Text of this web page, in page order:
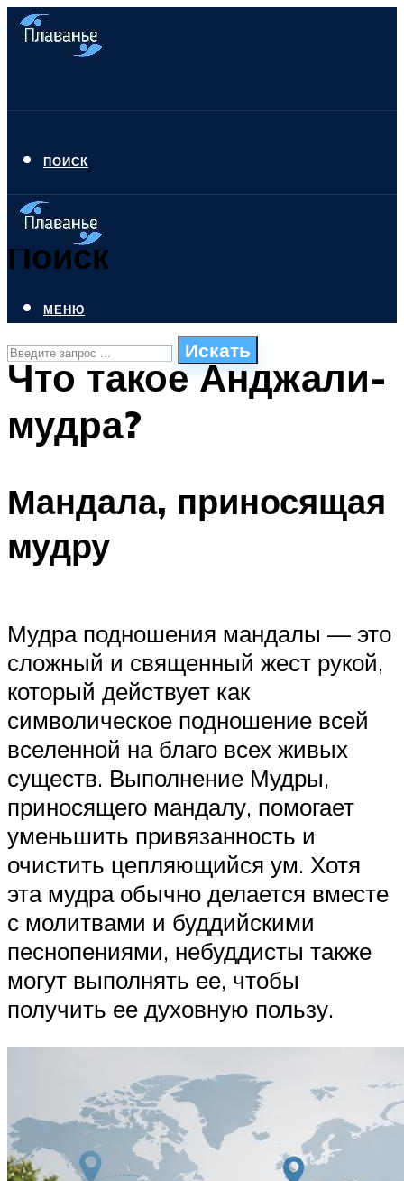
ПОИСК
Поиск
Искать
ПЛАВАНЬЕ ДЛЯ ДЕТЕЙ
ОЧИСТКА БАССЕЙНОВ
МЕНЮ
МЕНЮ
Что такое Анджали-
мудра?
Мандала, приносящая
мудру
Мудра подношения мандалы — это
сложный и священный жест рукой,
который действует как
символическое подношение всей
вселенной на благо всех живых
существ. Выполнение Мудры,
приносящего мандалу, помогает
уменьшить привязанность и
очистить цепляющийся ум. Хотя
эта мудра обычно делается вместе
с молитвами и буддийскими
песнопениями, небуддисты также
могут выполнять ее, чтобы
получить ее духовную пользу.